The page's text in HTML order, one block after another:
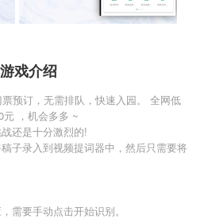
戏介绍
票预订，无需排队，快速入园。 全网低
，机会多多 ~
还是十分激烈的!
子录入到视频提词器中，然后只需要将
需要手动点击开始识别。